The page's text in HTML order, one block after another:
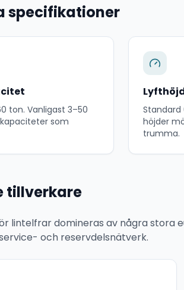
specifikationer
ton. Vanligast 3–50
som
Standard
höjder
trumma.
tillverkare
lintelfrar domineras av några stora
och reservdelsnätverk.